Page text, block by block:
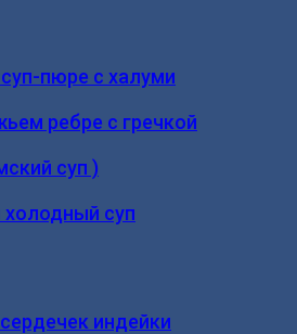
пюре с халуми
ребре с гречкой
суп )
суп
индейки